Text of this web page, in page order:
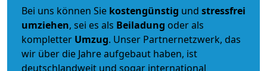
Bei uns können Sie kostengünstig und stressfrei
umziehen, sei es als Beiladung oder als
kompletter Umzug. Unser Partnernetzwerk, das
wir über die Jahre aufgebaut haben, ist
deutschlandweit und sogar international